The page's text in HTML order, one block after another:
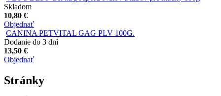
Skladom
10,80 €
Objednať
CANINA PETVITAL GAG PLV 100G.
Dodanie do 3 dní
13,50 €
Objednať
Stránky